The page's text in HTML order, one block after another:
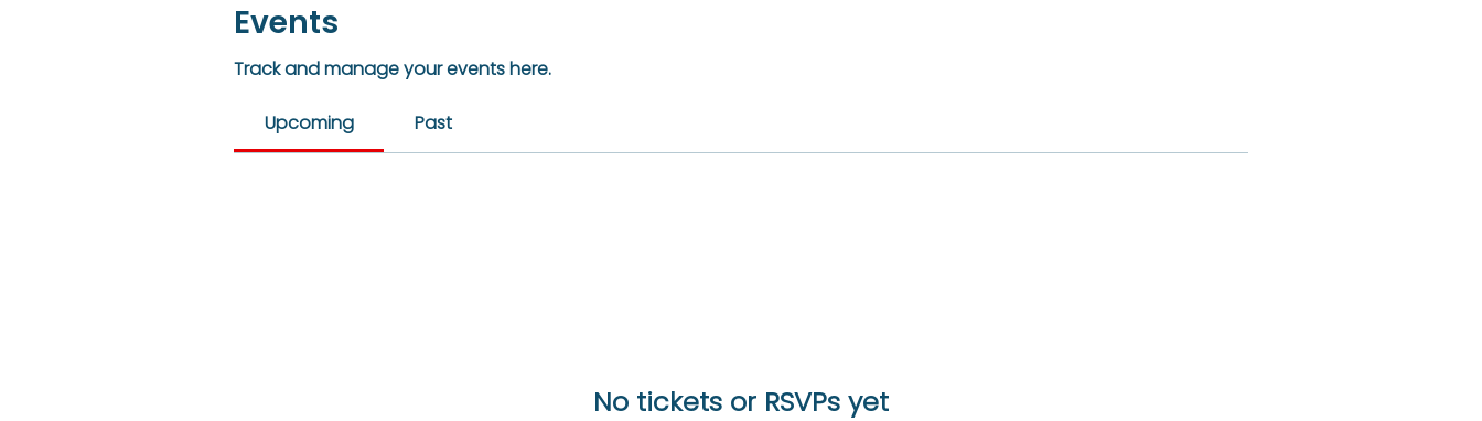
Events
Track and manage your events here.
Upcoming Past
No tickets or RSVPs yet